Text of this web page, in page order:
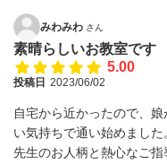
みわみわ さん
素晴らしいお教室です
5.00
投稿日 2023/06/02
自宅から近かったので、
い気持ちで通い始めました
先生のお人柄と熱心なご